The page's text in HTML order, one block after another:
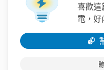
喜歡這
電，